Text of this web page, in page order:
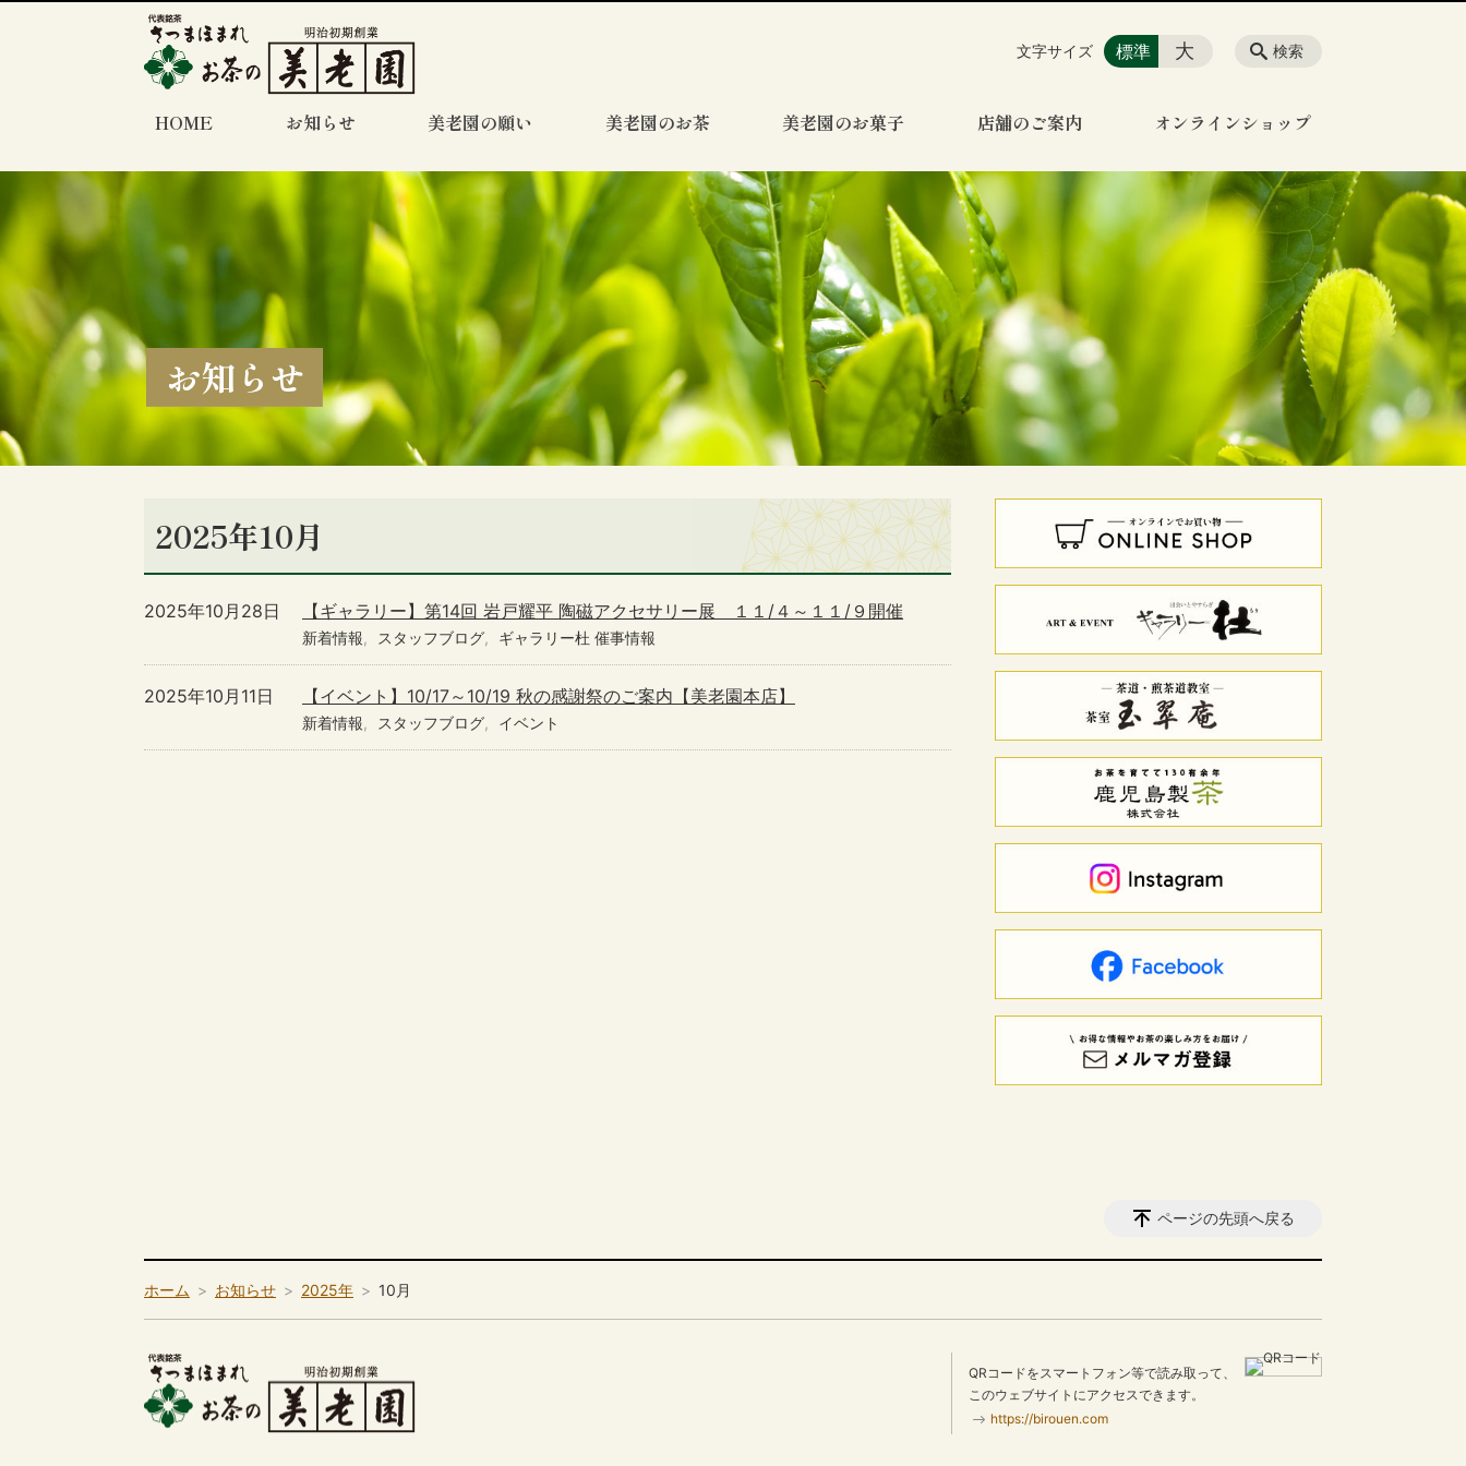
HOME お知らせ 美老園の願い 美老園のお茶 美老園のお菓子 店舗のご案内 オンラインショップ
検索
文字サイズ 標準 大
お知らせ
2025年10月
【ギャラリー】第14回 岩戸耀平 陶磁アクセサリー展 １１/４～１１/９開催
2025年10月28日
新着情報 スタッフブログ ギャラリー杜 催事情報
【イベント】10/17～10/19 秋の感謝祭のご案内【美老園本店】
2025年10月11日
新着情報 スタッフブログ イベント
ページの先頭へ戻る
ホーム お知らせ 2025年 10月
QRコードをスマートフォン等で読み取って、
このウェブサイトにアクセスできます。
https://birouen.com